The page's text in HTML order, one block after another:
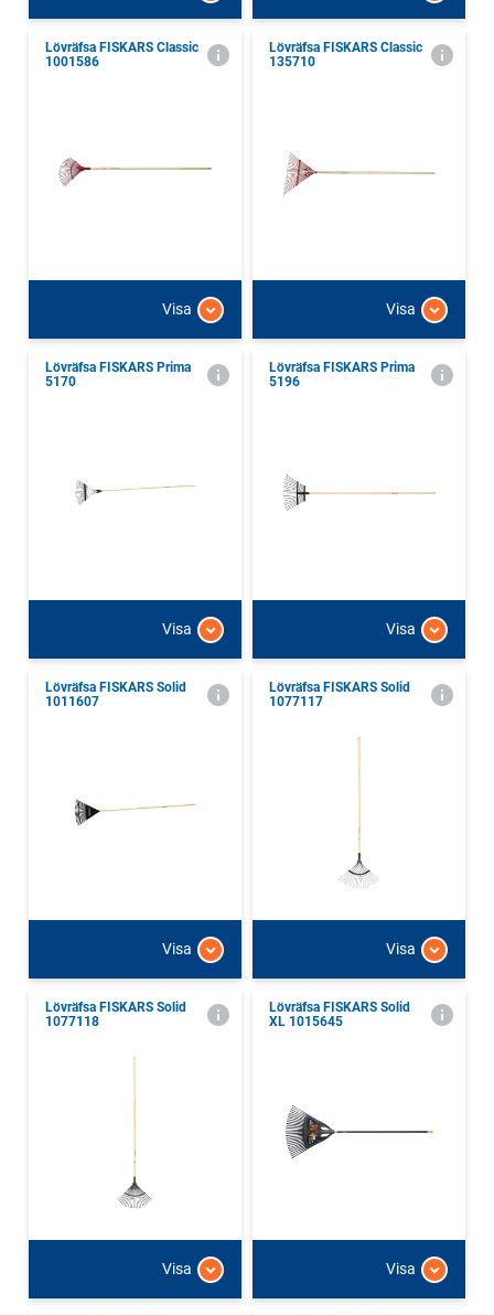
Lövräfsa FISKARS Classic
1001586
Visa
Lövräfsa FISKARS Classic
135710
Visa
Lövräfsa FISKARS Prima
5170
Visa
Lövräfsa FISKARS Prima
5196
Visa
Lövräfsa FISKARS Solid
1011607
Visa
Lövräfsa FISKARS Solid
1077117
Visa
Lövräfsa FISKARS Solid
1077118
Visa
Lövräfsa FISKARS Solid
XL 1015645
Visa